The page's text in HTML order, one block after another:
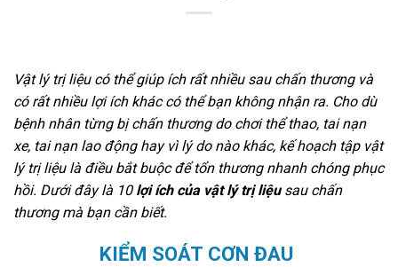
Vật lý trị liệu có thể giúp ích rất nhiều sau chấn thương và
có rất nhiều lợi ích khác có thể bạn không nhận ra. Cho dù
bệnh nhân từng bị chấn thương do chơi thể thao, tai nạn
xe, tai nạn lao động hay vì lý do nào khác, kế hoạch tập vật
lý trị liệu là điều bắt buộc để tổn thương nhanh chóng phục
hồi. Dưới đây là 10 lợi ích của vật lý trị liệusau chấn
thương mà bạn cần biết.
KIỂM SOÁT CƠN ĐAU